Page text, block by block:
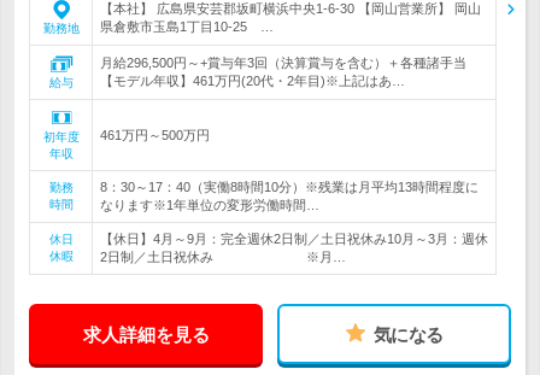
勤務地
【本社】 広島県安芸郡坂町横浜中央1-6-30 【岡山営業所】 岡山
県倉敷市玉島1丁目10-25 …
給与
月給296,500円～+賞与年3回（決算賞与を含む）＋各種諸手当
【モデル年収】461万円(20代・2年目)※上記はあ…
初年度
年収
461万円～500万円
勤務
時間
8：30～17：40（実働8時間10分）※残業は月平均13時間程度に
なります※1年単位の変形労働時間…
休日
休暇
【休日】4月～9月：完全週休2日制／土日祝休み10月～3月：週休
2日制／土日祝休み ※月…
求人詳細を見る 気になる